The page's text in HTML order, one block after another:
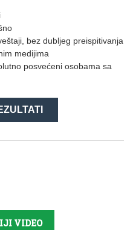
bez dubljeg preispitivanja
medijima
posvećeni osobama sa
VIDEO